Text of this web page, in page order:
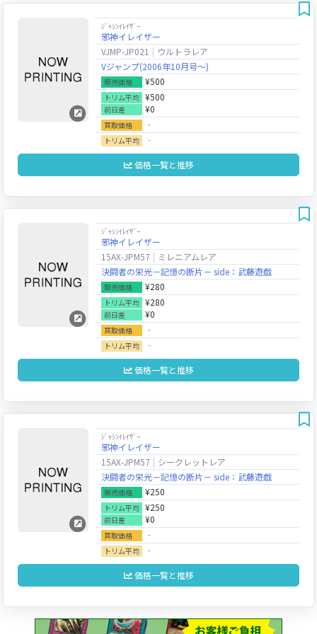
ｼﾞｬｼﾝｲﾚｲｻﾞｰ
邪神イレイザー
VJMP-JP021
ウルトラレア
Vジャンプ(2006年10月号～)
販売価格 ¥500
トリム平均 ¥500
前日差 ¥0
買取価格 ‐
トリム平均 ‐
価格一覧と推移
ｼﾞｬｼﾝｲﾚｲｻﾞｰ
邪神イレイザー
15AX-JPM57
ミレニアムレア
決闘者の栄光－記憶の断片－ side：武藤遊戯
販売価格 ¥280
トリム平均 ¥280
前日差 ¥0
買取価格 ‐
トリム平均 ‐
価格一覧と推移
ｼﾞｬｼﾝｲﾚｲｻﾞｰ
邪神イレイザー
15AX-JPM57
シークレットレア
決闘者の栄光－記憶の断片－ side：武藤遊戯
販売価格 ¥250
トリム平均 ¥250
前日差 ¥0
買取価格 ‐
トリム平均 ‐
価格一覧と推移